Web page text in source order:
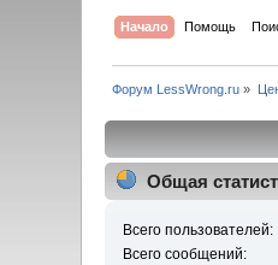
Начало Помощь
Форум LessWrong.ru »
Общая
Всего пользователей:
Всего сообщений: